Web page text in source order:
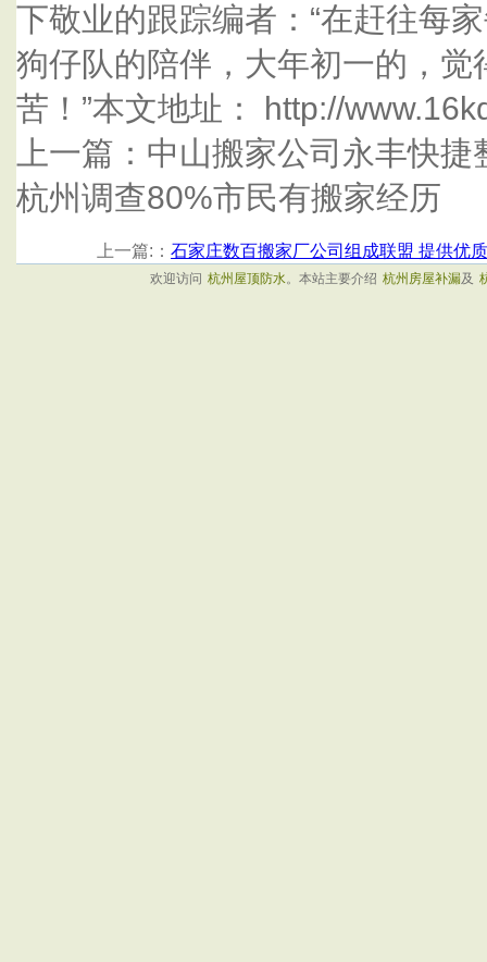
下敬业的跟踪编者：“在赶往每
狗仔队的陪伴，大年初一的，
苦！”本文地址： http://
上一篇：中山搬家公司永丰快
杭州调查80%市民有搬家经历
上一篇:： 石家庄数百搬家厂公司组成联盟 提供优
欢迎访问 杭州屋顶防水。本站主要介绍 杭州房屋补漏及